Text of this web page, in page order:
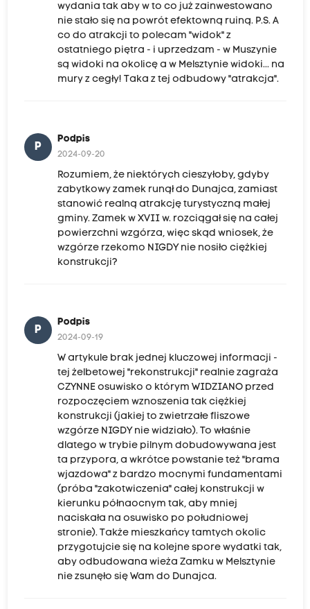
wydania tak aby w to co już zainwestowano
nie stało się na powrót efektowną ruiną. P.S. A
co do atrakcji to polecam "widok" z
ostatniego piętra - i uprzedzam - w Muszynie
są widoki na okolicę a w Melsztynie widoki... na
mury z cegły! Taka z tej odbudowy "atrakcja".
P
Podpis
2024-09-20
Rozumiem, że niektórych cieszyłoby, gdyby
zabytkowy zamek runął do Dunajca, zamiast
stanowić realną atrakcję turystyczną małej
gminy. Zamek w XVII w. rozciągał się na całej
powierzchni wzgórza, więc skąd wniosek, że
wzgórze rzekomo NIGDY nie nosiło ciężkiej
konstrukcji?
P
Podpis
2024-09-19
W artykule brak jednej kluczowej informacji -
tej żelbetowej "rekonstrukcji" realnie zagraża
CZYNNE osuwisko o którym WIDZIANO przed
rozpoczęciem wznoszenia tak ciężkiej
konstrukcji (jakiej to zwietrzałe fliszowe
wzgórze NIGDY nie widziało). To właśnie
dlatego w trybie pilnym dobudowywana jest
ta przypora, a wkrótce powstanie też "brama
wjazdowa" z bardzo mocnymi fundamentami
(próba "zakotwiczenia" całej konstrukcji w
kierunku półnaocnym tak, aby mniej
naciskała na osuwisko po południowej
stronie). Także mieszkańcy tamtych okolic
przygotujcie się na kolejne spore wydatki tak,
aby odbudowana wieża Zamku w Melsztynie
nie zsunęło się Wam do Dunajca.